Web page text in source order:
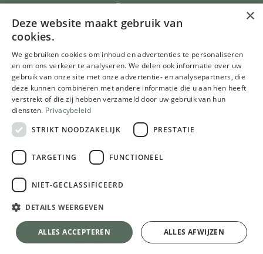
Berging
Totaalinrichting
Parket, vinyl, tapijtvloeren
Glazen deuren
De Meubelwinkel
Inspiratie
Realisaties
Over ons
Ons Verhaal
Trotse partner van Het Ventiel vzw
×
Deze website maakt gebruik van
cookies.
We gebruiken cookies om inhoud en advertenties te personaliseren
en om ons verkeer te analyseren. We delen ook informatie over uw
gebruik van onze site met onze advertentie- en analysepartners, die
deze kunnen combineren met andere informatie die u aan hen heeft
verstrekt of die zij hebben verzameld door uw gebruik van hun
diensten. Privacybeleid
STRIKT NOODZAKELIJK
PRESTATIE
TARGETING FUNCTIONEEL
NIET-GECLASSIFICEERD
DETAILS WEERGEVEN
ALLES ACCEPTEREN ALLES AFWIJZEN